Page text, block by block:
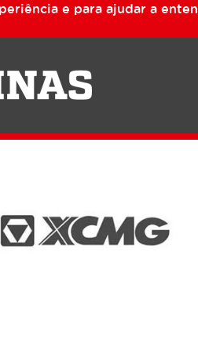
e para ajudar a